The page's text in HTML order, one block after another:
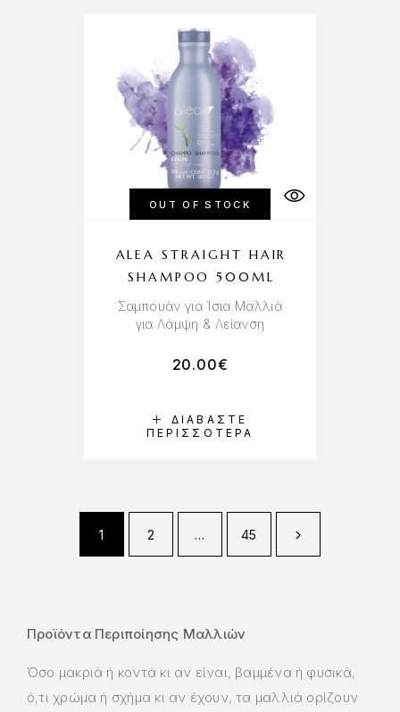
OUT OF STOCK
ΔΙΑΒΆΣΤΕ
ΠΕΡΙΣΣΌΤΕΡΑ
ALEA STRAIGHT HAIR
SHAMPOO 500ML
Σαμπουάν για Ίσια Μαλλιά
για Λάμψη & Λείανση
20.00€
1 2 … 45
Προϊόντα Περιποίησης Μαλλιών
Όσο μακριά ή κοντά κι αν είναι, βαμμένα ή φυσικά,
ό,τι χρώμα ή σχήμα κι αν έχουν, τα μαλλιά ορίζουν